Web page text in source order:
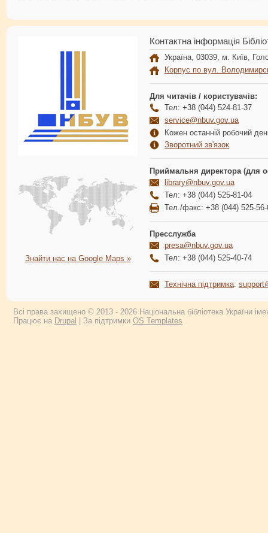
Знайти нас на Google Maps »
Контактна інформація
Україна, 03039, м. Київ,
Корпус по вул.
Для читачів / користувачів:
Тел: +38 (044) 524-81-37
service@nbuv.gov.ua
Кожен останній робочий
Зворотний зв'язок
Приймальня директора (для
library@nbuv.gov.ua
Тел: +38 (044) 525-81-04
Тел./факс: +38 (044) 525-56-
Пресслужба
presa@nbuv.gov.ua
Тел: +38 (044) 525-40-74
Технічна підтримка:
Всі права захищено © 2013 - 2026 Національна бібліотека України
Працює на Drupal | За підтримки OS Templates